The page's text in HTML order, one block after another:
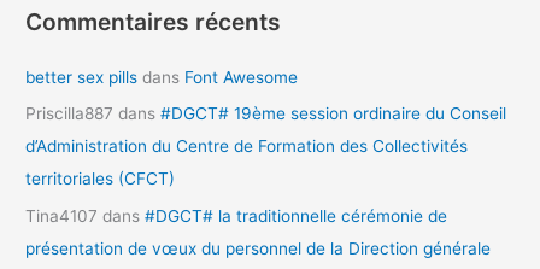
Commentaires récents
better sex pills dans Font Awesome
Priscilla887 dans#DGCT# 19ème session ordinaire du Conseil
d’Administration du Centre de Formation des Collectivités
territoriales (CFCT)
Tina4107 dans#DGCT# la traditionnelle cérémonie de
présentation de vœux du personnel de la Direction générale